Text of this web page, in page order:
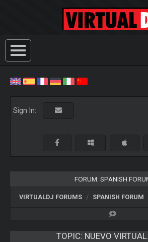
Sign In:
FORUM: SPANISH
VIRTUALDJ FORUMS SPANISH FORUM
TOPIC: NUEVO